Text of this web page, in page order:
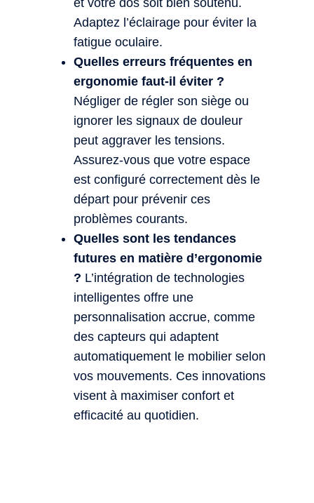
et votre dos soit bien soutenu.
Adaptez l’éclairage pour éviter la
fatigue oculaire.
Quelles erreurs fréquentes en
ergonomie faut-il éviter ?
Négliger de régler son siège ou
ignorer les signaux de douleur
peut aggraver les tensions.
Assurez-vous que votre espace
est configuré correctement dès le
départ pour prévenir ces
problèmes courants.
Quelles sont les tendances
futures en matière d’ergonomie
? L’intégration de technologies
intelligentes offre une
personnalisation accrue, comme
des capteurs qui adaptent
automatiquement le mobilier selon
vos mouvements. Ces innovations
visent à maximiser confort et
efficacité au quotidien.